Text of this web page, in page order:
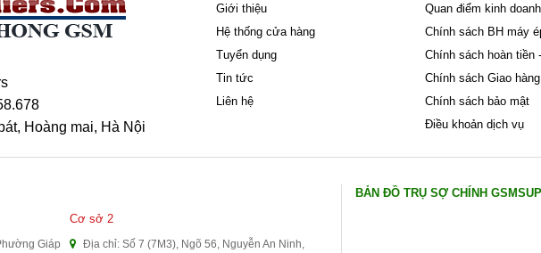
Hoàng mai, Hà Nội
Giới thiệu
Hệ thống cửa hàng
Tuyển dụng
Tin tức
Liên hệ
Quan điểm kinh doanh
Chính sách BH máy
Chính sách hoàn tiền
Chính sách Giao hàng
Chính sách bảo mật
Điều khoản dịch vụ
Giáp
Cơ sở 2
Địa chỉ: Số 7 (7M3), Ngõ 56, Nguyễn An Ninh,
BẢN ĐỒ TRỤ SỢ CHÍNH